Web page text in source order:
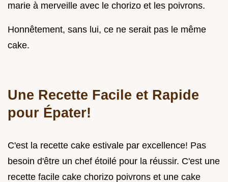
marie à merveille avec le chorizo et les poivrons.
Honnêtement, sans lui, ce ne serait pas le même
cake.
Une Recette Facile et Rapide
pour Épater!
C'est la recette cake estivale par excellence! Pas
besoin d'être un chef étoilé pour la réussir. C'est une
recette facile cake chorizo poivrons et une cake